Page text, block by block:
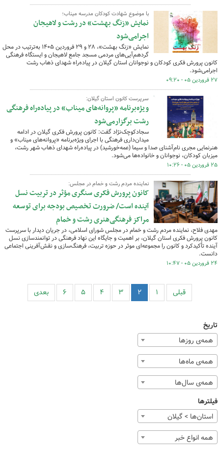
با موضوع شهادت کودکان مدرسه میناب؛
نمایش «زنگ بهشت» در رشت و لاهیجان
اجرامی‌شود
نمایش «زنگ بهشت»، ۲۸ و ۲۹ فروردین ۱۴۰۵ به‌ترتیب در محل
گردهم‌آیی‌های مردمی مسجد جامع لاهیجان و ایستگاه فرهنگی
کانون پرورش فکری کودکان و نوجوانان استان گیلان در پیاده‌راه شهدای ذهاب رشت
اجرامی‌شود.
۲۷ فروردین ۰۵ - ۰۹:۲۰
سرپرست کانون استان گیلان:
ویژه‌برنامه «پروانه‌های میناب» در پیاده‌راه فرهنگی
رشت برگزارمی‌شود
سجادکوچک‌نژاد گفت: کانون پرورش فکری گیلان در ادامه
میدان‌داری فرهنگی با اجرای ویژه‌برنامه «پروانه‌های میناب» و
هنرنمایی مجری نام‌آشنای صدا و سیما (عمه‌خورشید) در پیاده‌راه شهدای ذهاب شهر رشت،
میزبان کودکان، نوجوانان و خانواده‌ها می‌شود.
۲۵ فروردین ۰۵ - ۱۰:۲۶
نماینده مردم رشت و خمام در مجلس:
کانون پرورش فکری سنگری مؤثر در تربیت نسل
آینده است/ ضرورت تخصیص بودجه برای توسعه
مراکز فرهنگی‌هنری رشت و خمام
مهدی فلاح، نماینده مردم رشت و خمام در مجلس شورای اسلامی، در جریان دیدار با سرپرست
کانون پرورش فکری استان گیلان، بر اهمیت و جایگاه این نهاد فرهنگی در توانمندسازی نسل
آینده تأکیدکرد و کانون را مجموعه‌ای موثر در حوزه تربیت، فرهنگ‌سازی و نقش‌آفرینی اجتماعی
دانست.
۲۴ فروردین ۰۵ - ۱۰:۴۷
قبلی ۱ ۲ ۳ ۴ ۵ ۶ بعدی
تاریخ
همه‌ی روزها
همه‌ی ماه‌ها
همه‌ی سال‌ها
فیلترها
استان‌ها > گیلان
همه انواع خبر